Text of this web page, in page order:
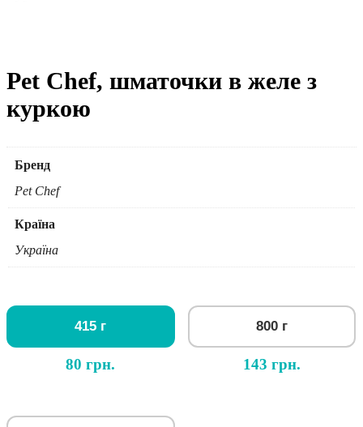
Pet Chef, шматочки в желе з
куркою
Бренд
Pet Chef
Країна
Україна
415 г
80 грн.
800 г
143 грн.